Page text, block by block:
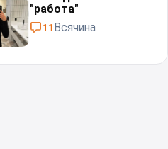
"работа"⁠⁠
11 Всячина